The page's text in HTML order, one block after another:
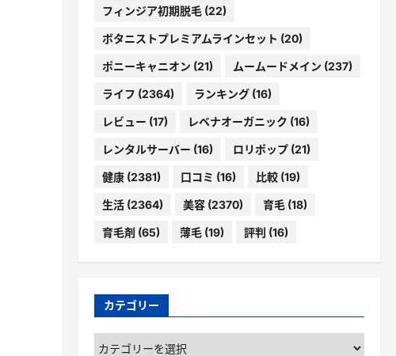
フィンジア初期脱毛(22)
ボタニストプレミアムラインセット (20)
ポニーキャニオン (21) ムームードメイン (237)
ライフ (2364) ランキング(16)
レビュー (17) レベナオーガニック (16)
レンタルサーバー (16) ロリポップ(21)
健康(2381) 口コミ (16) 比較(19)
生活(2364) 美容(2370) 育毛(18)
育毛剤 (65) 薄毛(19) 評判 (16)
カテゴリー
カ